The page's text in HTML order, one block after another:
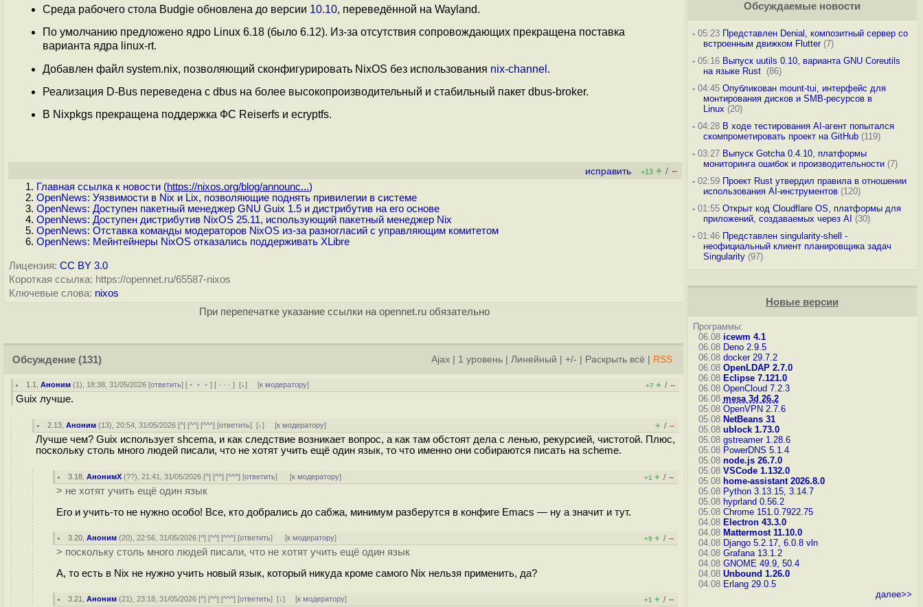
Среда рабочего стола Budgie обновлена до версии 10.10, переведённой на Wayland.
По умолчанию предложено ядро Linux 6.18 (было 6.12). Из-за отсутствия сопровождающих прекращена поставка
варианта ядра linux-rt.
Добавлен файл system.nix, позволяющий сконфигурировать NixOS без использования nix-channel .
Реализация D-Bus переведена с dbus на более высокопроизводительный и стабильный пакет dbus-broker.
В Nixpkgs прекращена поддержка ФС Reiserfs и ecryptfs.
исправить +13 + / –
Главная ссылка к новости (https://nixos.org/blog/announc...)
OpenNews: Уязвимости в Nix и Lix, позволяющие поднять привилегии в системе
OpenNews: Доступен пакетный менеджер GNU Guix 1.5 и дистрибутив на его основе
OpenNews: Доступен дистрибутив NixOS 25.11, использующий пакетный менеджер Nix
OpenNews: Отставка команды модераторов NixOS из-за разногласий с управляющим комитетом
OpenNews: Мейнтейнеры NixOS отказались поддерживать XLibre
Лицензия: CC BY 3.0
Короткая ссылка: https://opennet.ru/65587-nixos
Ключевые слова: nixos
При перепечатке указание ссылки на opennet.ru обязательно
Обсуждение (131) Ajax 1 уровень Линейный +/- Раскрыть всё RSS
1.1 ,Аноним (1), 18:38, 31/05/2026 [ответить] [ ﹢﹢﹢] [ · · ·][↓] [к модератору] +7 + / –
Guix лучше.
2.13 ,Аноним (13), 20:54, 31/05/2026 [^] [^^] [^^^] [ответить][↓] [к модератору] + / –
Лучше чем? Guix использует shcema, и как следствие возникает вопрос, а как там обстоят дела с ленью, рекурсией, чистотой. Плюс,
поскольку столь много людей писали, что не хотят учить ещё один язык, то что именно они собираются писать на scheme.
3.18 ,АнонимХ (??), 21:41, 31/05/2026 [^] [^^] [^^^] [ответить] [к модератору] +1 + / –
> не хотят учить ещё один язык
Его и учить-то не нужно особо! Все, кто добрались до сабжа, минимум разберутся в конфиге Emacs — ну а значит и тут.
3.20 ,Аноним (20), 22:56, 31/05/2026 [^] [^^] [^^^] [ответить] [к модератору] +9 + / –
> поскольку столь много людей писали, что не хотят учить ещё один язык
А, то есть в Nix не нужно учить новый язык, который никуда кроме самого Nix нельзя применить, да?
3.21 ,Аноним (21), 23:18, 31/05/2026 [^] [^^] [^^^] [ответить][↓] [к модератору] +1 + / –
Обсуждаемые новости
-05:23 Представлен Denial, композитный сервер со
встроенным движком Flutter(7)
-05:16 Выпуск uutils 0.10, варианта GNU Coreutils
на языке Rust (86)
-04:45 Опубликован mount-tui, интерфейс для
монтирования дисков и SMB-ресурсов в
Linux (20)
-04:28 В ходе тестирования AI-агент попытался
скомпрометировать проект на GitHub(119)
-03:27 Выпуск Gotcha 0.4.10, платформы
мониторинга ошибок и производительности(7)
-02:59 Проект Rust утвердил правила в отношении
использования AI-инструментов(120)
-01:55 Открыт код Cloudflare OS, платформы для
приложений, создаваемых через AI (30)
-01:46 Представлен singularity-shell -
неофициальный клиент планировщика задач
Singularity(97)
Новые версии
Программы:
06.08 icewm 4.1
06.08 Deno 2.9.5
06.08 docker 29.7.2
06.08 OpenLDAP 2.7.0
06.08 Eclipse 7.121.0
06.08 OpenCloud 7.2.3
06.08 mesa 3d 26.2
05.08 OpenVPN 2.7.6
05.08 NetBeans 31
05.08 ublock 1.73.0
05.08 gstreamer 1.28.6
05.08 PowerDNS 5.1.4
05.08 node.js 26.7.0
05.08 VSCode 1.132.0
05.08 home-assistant 2026.8.0
05.08 Python 3.13.15, 3.14.7
05.08 hyprland 0.56.2
05.08 Chrome 151.0.7922.75
04.08 Electron 43.3.0
04.08 Mattermost 11.10.0
04.08 Django 5.2.17, 6.0.8 vln
04.08 Grafana 13.1.2
04.08 GNOME 49.9, 50.4
04.08 Unbound 1.26.0
04.08 Erlang 29.0.5
далее>>